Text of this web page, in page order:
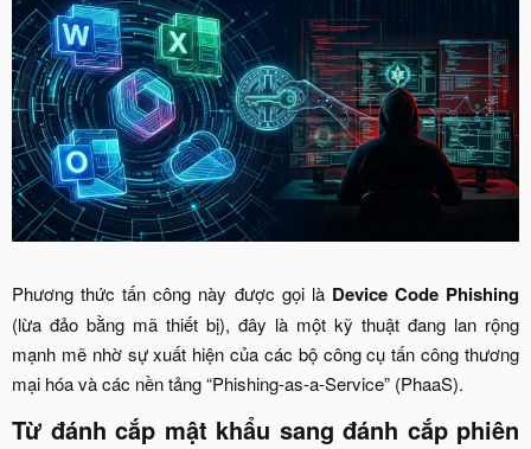
Phương thức tấn công này được gọi là Device Code Phishing
(lừa đảo bằng mã thiết bị), đây là một kỹ thuật đang lan rộng
mạnh mẽ nhờ sự xuất hiện của các bộ công cụ tấn công thương
mại hóa và các nền tảng “Phishing-as-a-Service” (PhaaS).​
Từ đánh cắp mật khẩu sang đánh cắp phiên